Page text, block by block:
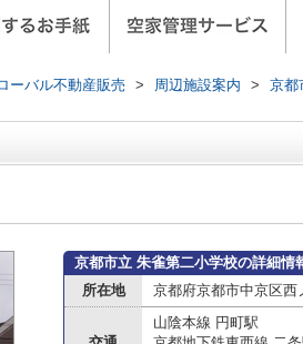
ーバル不動産販売 > 周辺施設案内 > 京都
京都市立 朱雀第二小学校の詳細情
所在地
京都府京都市中京区西
山陰本線 円町駅